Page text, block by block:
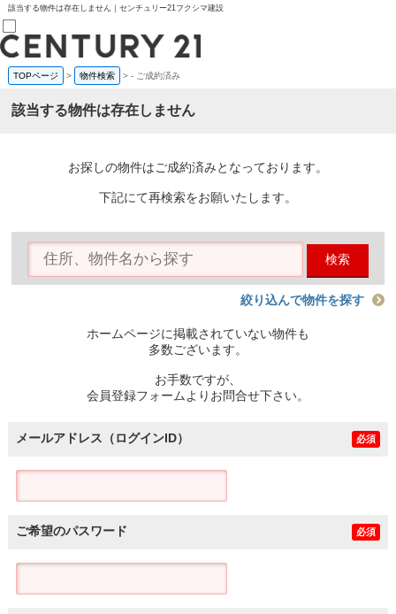
該当する物件は存在しません｜センチュリー21フクシマ建設
売買部
0120-800-844
賃貸部
会員メニュー
物件を探す
購入TOP
条件から探す
住宅ローン控除シミュレータ
TOPページ > 物件検索 >- ご成約済み
該当する物件は存在しません
お探しの物件はご成約済みとなっております。
下記にて再検索をお願いたします。
検索
絞り込んで物件を探す
ホームページに掲載されていない物件も
多数ございます。
お手数ですが、
会員登録フォームよりお問合せ下さい。
メールアドレス（ログインID） 必須
ご希望のパスワード 必須